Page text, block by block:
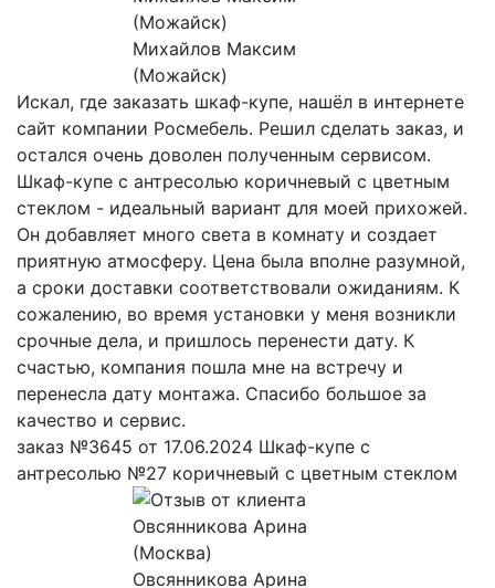
Михайлов Максим
(Можайск)
Искал, где заказать шкаф-купе, нашёл в интернете
сайт компании Росмебель. Решил сделать заказ, и
остался очень доволен полученным сервисом.
Шкаф-купе с антресолью коричневый с цветным
стеклом - идеальный вариант для моей прихожей.
Он добавляет много света в комнату и создает
приятную атмосферу. Цена была вполне разумной,
а сроки доставки соответствовали ожиданиям. К
сожалению, во время установки у меня возникли
срочные дела, и пришлось перенести дату. К
счастью, компания пошла мне на встречу и
перенесла дату монтажа. Спасибо большое за
качество и сервис.
заказ №3645 от 17.06.2024 Шкаф-купе с
антресолью №27 коричневый с цветным стеклом
Овсянникова Арина